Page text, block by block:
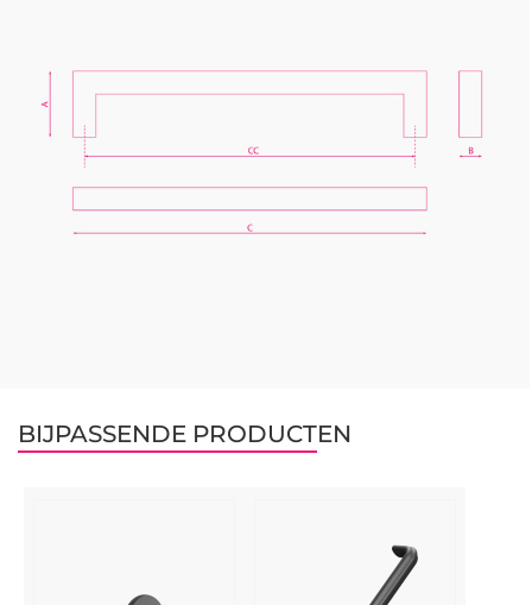
BIJPASSENDE PRODUCTEN